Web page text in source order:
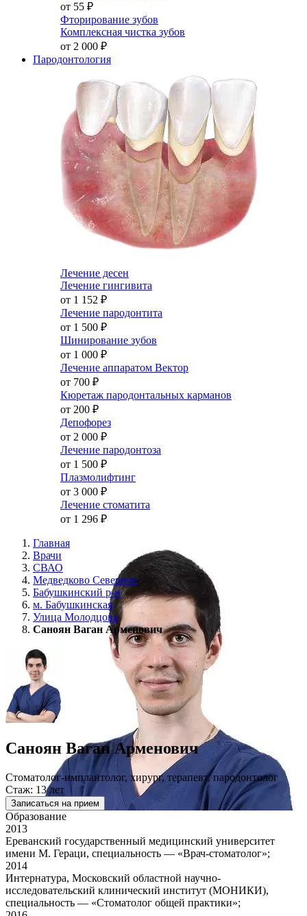
от 55 ₽
Фторирование зубов
Комплексная чистка зубов
от 2 000 ₽
Пародонтология
Лечение десен
Лечение гингивита
от 1 152 ₽
Лечение пародонтита
от 1 500 ₽
Шинирование зубов
от 1 000 ₽
Лечение аппаратом Вектор
от 700 ₽
Кюретаж пародонтальных карманов
от 200 ₽
Депофорез
от 2 000 ₽
Лечение пародонтоза
от 1 500 ₽
Плазмолифтинг
от 3 000 ₽
Лечение стоматита
от 1 296 ₽
Главная
Врачи
СВАО
Медведково Северное
Бабушкинский р-н
м. Бабушкинская
Улица Молодцова
Саноян Ваган Арменович
Саноян Ваган Арменович
Стоматолог-имплантолог, хирург, терапевт, пародонтолог
Стаж: 13 лет
Записаться на прием
Образование
2013
Ереванский государственный медицинский университет
имени М. Гераци, специальность — «Врач-стоматолог»;
2014
Интернатура, Московский областной научно-
исследовательский клинический институт (МОНИКИ),
специальность — «Стоматолог общей практики»;